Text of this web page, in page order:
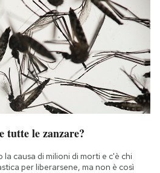
tutte le zanzare?
causa di milioni di morti e c'è chi
per liberarsene, ma non è così